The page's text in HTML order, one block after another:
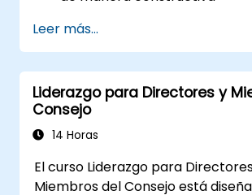
del equipo
Liderar con claridad bajo
Leer más...
Liderazgo para Directores y
Consejo
14 Horas
El curso Liderazgo para
Miembros del Consejo está